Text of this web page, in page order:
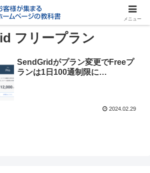
フリープラン
SendGridがプラン変更でFreeプ
ランは1日100通制限に…
2024.02.29
メニュー